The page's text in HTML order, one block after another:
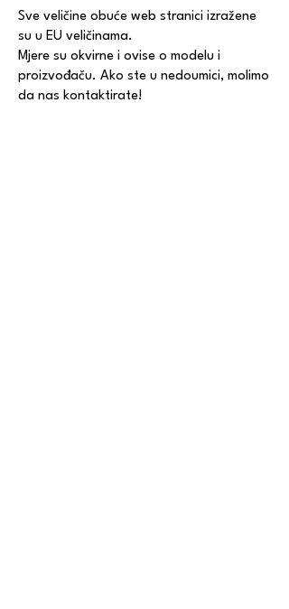
Sve veličine obuće web stranici izražene
su u EU veličinama.
Mjere su okvirne i ovise o modelu i
proizvođaču. Ako ste u nedoumici, molimo
da nas kontaktirate!